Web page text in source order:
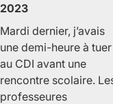
2023
Mardi dernier, j’avais
une demi-heure à tuer
au CDI avant une
rencontre scolaire.
professeures